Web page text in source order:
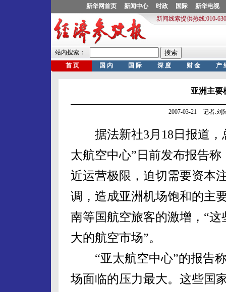
亚洲主要
2007-03-21 记者:刘
据法新社3月18日报道，
太航空中心”日前发布报告
近运营极限，迫切需要资本
调，造成亚洲机场饱和的主
南等国航空旅客的激增，“
大的航空市场”。
“亚太航空中心”的报告称
场面临的压力最大。这些国